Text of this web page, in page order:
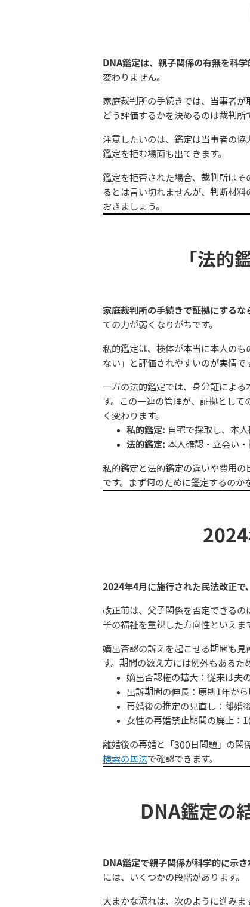
DNA鑑定は、親子関係の有無を科
変わりません。
家庭裁判所の手続きでは、当事者
どう評価するかを決めるのは裁判所
注意したいのは、鑑定は当事者の
鑑定を拒む場面も出てきます。
鑑定を拒否された場合、裁判所は
るとは言い切れませんが、判断材
おきましょう。
「法的
家庭裁判所の手続きで証拠にするな
ての力が弱くなりがちです。
私的鑑定は、検体が本当に本人の
ない」と評価されやすいのが実情で
一方の法的鑑定では、身分証によ
す。この一連の管理が、証拠として
く変わります。
私的鑑定: 自宅で採取し、本
法的鑑定: 本人確認・立会い
私的鑑定と法的鑑定の違いや費用の
です。まず何のために鑑定するのか
2024
2024年4月に施行された民法改正で
改正前は、父子関係を否定できるの
子の福祉を重視した方向性といえま
嫡出否認の訴えを起こせる期間も
す。期間の数え方には例外もあるた
嫡出否認権の拡大：従来は夫
出訴期間の伸長：原則1年か
再婚後の推定の見直し：離婚
女性の再婚禁止期間の廃止：
離婚後の再婚と「300日問題」の関
検索の民法で確認できます。
DNA鑑定の
DNA鑑定で親子関係が科学的に示
には、いくつかの段階があります。
大まかな流れは、次のように進みま